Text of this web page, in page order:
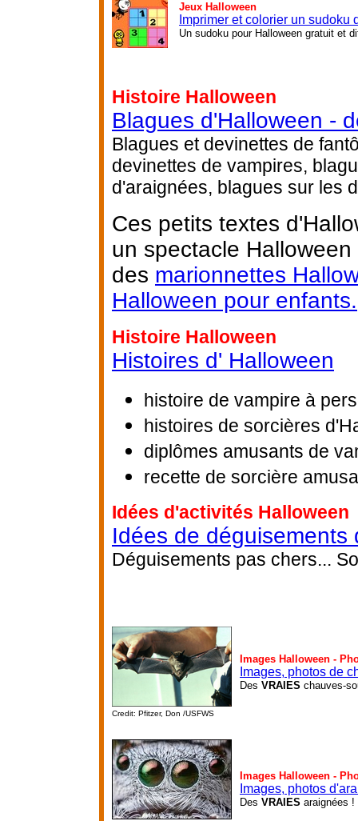
Jeux Halloween
Imprimer et colorier un sudoku
Un sudoku pour Halloween gratuit et
Histoire Halloween
Blagues d'Halloween -
Blagues et devinettes de
devinettes de vampires,
d'araignées, blagues sur les
Ces petits textes
un spectacle
des marionnettes
Halloween pour enfants.
Histoire Halloween
Histoires d' Halloween
histoire de vampire à
histoires de sorcières
diplômes amusants de
recette de sorcière
Idées d'activités Halloween
Idées de déguisements
Déguisements pas chers...
Credit: Pfitzer, Don /USFWS
Images Halloween -
Images, photos de
Des VRAIES chauves-
Images Halloween -
Images, photos
Des VRAIES araignées !